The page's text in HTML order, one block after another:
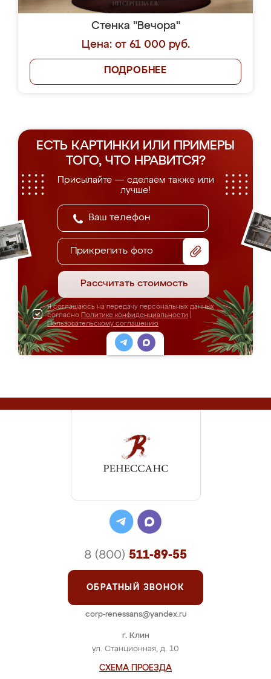
Стенка "Вечора"
Цена: от 61 000 руб.
ПОДРОБНЕЕ
ЕСТЬ КАРТИНКИ ИЛИ ПРИМЕРЫ
ТОГО, ЧТО НРАВИТСЯ?
Присылайте — сделаем также или
лучше!
Прикрепить фото
Рассчитать стоимость
Я соглашаюсь на передачу персональных данных
согласно Политике конфиденциальности
Пользовательскому соглашению
г. Клин
ул. Станционная, д. 10
СХЕМА ПРОЕЗДА
8 (800) 511-89-55
ОБРАТНЫЙ ЗВОНОК
corp-renessans@yandex.ru